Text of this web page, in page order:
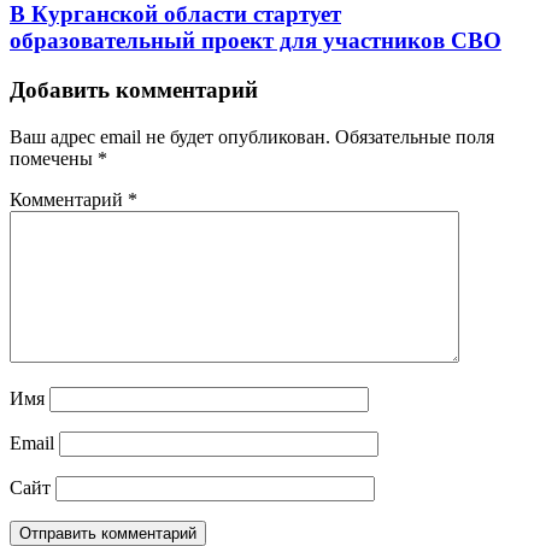
В Курганской области стартует
образовательный проект для участников СВО
Добавить комментарий
Ваш адрес email не будет опубликован. Обязательные поля
помечены *
Комментарий *
Имя
Email
Сайт